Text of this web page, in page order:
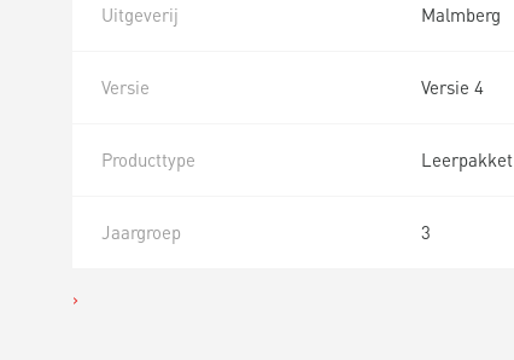
Uitgeverij Malmberg
Versie Versie 4
Producttype Leerpakket
Jaargroep 3